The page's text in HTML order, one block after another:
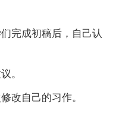
完成初稿后，自己认
。
改自己的习作。